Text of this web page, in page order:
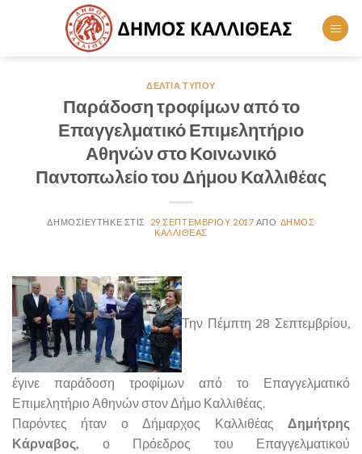
ΔΕΛΤΊΑ ΤΎΠΟΥ
Παράδοση τροφίμων από το
Επαγγελματικό Επιμελητήριο
Αθηνών στο Κοινωνικό
Παντοπωλείο του Δήμου Καλλιθέας
29 ΣΕΠΤΕΜΒΡΊΟΥ 2017
ΔΉΜΟΣ
ΚΑΛΛΙΘΈΑΣ
Την Πέμπτη 28 Σεπτεμβρίου,
έγινε παράδοση τροφίμων από το Επαγγελματικό
Επιμελητήριο Αθηνών στον Δήμο Καλλιθέας.
Παρόντες ήταν ο Δήμαρχος Καλλιθέας Δημήτρης
Κάρναβος,
ο Πρόεδρος του Επαγγελματικού